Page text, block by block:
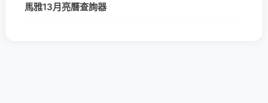
馬雅13月亮曆查詢器